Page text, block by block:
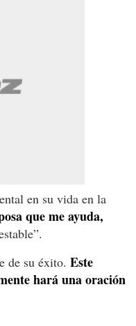
en su vida en la
que me ayuda,
de su éxito. Este
hará una oración